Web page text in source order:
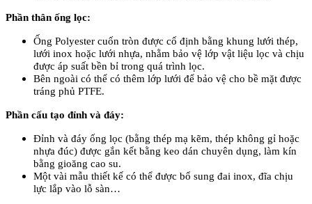
Phần thân ống lọc:
Ống Polyester cuốn tròn được cố định bằng khung lưới thép,
lưới inox hoặc lưới nhựa, nhằm bảo vệ lớp vật liệu lọc và chịu
được áp suất bền bỉ trong quá trình lọc.
Bên ngoài có thể có thêm lớp lưới để bảo vệ cho bề mặt được
tráng phủ PTFE.
Phần cấu tạo đỉnh và đáy:
Đỉnh và đáy ống lọc (bằng thép mạ kẽm, thép không gỉ hoặc
nhựa đúc) được gắn kết bằng keo dán chuyên dụng, làm kín
bằng gioăng cao su.
Một vài mẫu thiết kế có thể được bổ sung đai inox, đĩa chịu
lực lắp vào lỗ sàn…